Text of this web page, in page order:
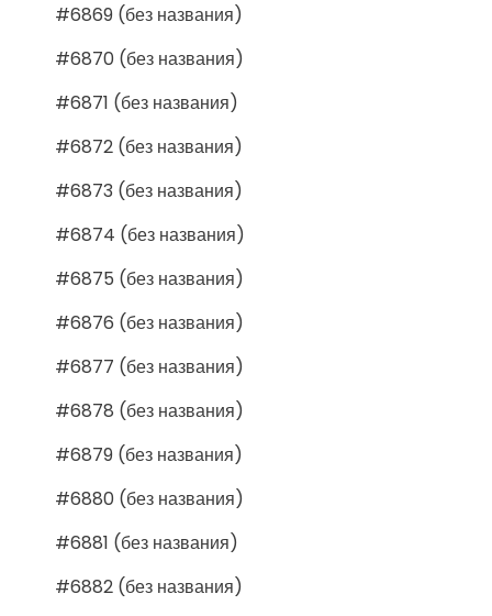
#6869 (без названия)
#6870 (без названия)
#6871 (без названия)
#6872 (без названия)
#6873 (без названия)
#6874 (без названия)
#6875 (без названия)
#6876 (без названия)
#6877 (без названия)
#6878 (без названия)
#6879 (без названия)
#6880 (без названия)
#6881 (без названия)
#6882 (без названия)